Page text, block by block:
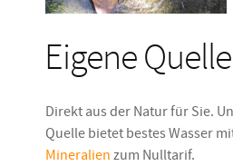
Eigene Quelle
Direkt aus der Natur für Sie.
Quelle bietet bestes Wasser
Mineralien zum Nulltarif.